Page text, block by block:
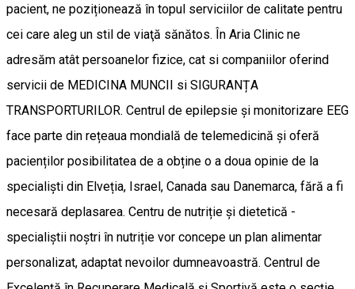
pacient, ne poziționează în topul serviciilor de calitate pentru
cei care aleg un stil de viaţă sănătos. În Aria Clinic ne
adresăm atât persoanelor fizice, cat si companiilor oferind
servicii de MEDICINA MUNCII si SIGURANȚA
TRANSPORTURILOR. Centrul de epilepsie și monitorizare EEG
face parte din rețeaua mondială de telemedicină și oferă
pacienților posibilitatea de a obține o a doua opinie de la
specialiști din Elveția, Israel, Canada sau Danemarca, fără a fi
necesară deplasarea. Centru de nutriție și dietetică -
specialiștii noștri în nutriție vor concepe un plan alimentar
personalizat, adaptat nevoilor dumneavoastră. Centrul de